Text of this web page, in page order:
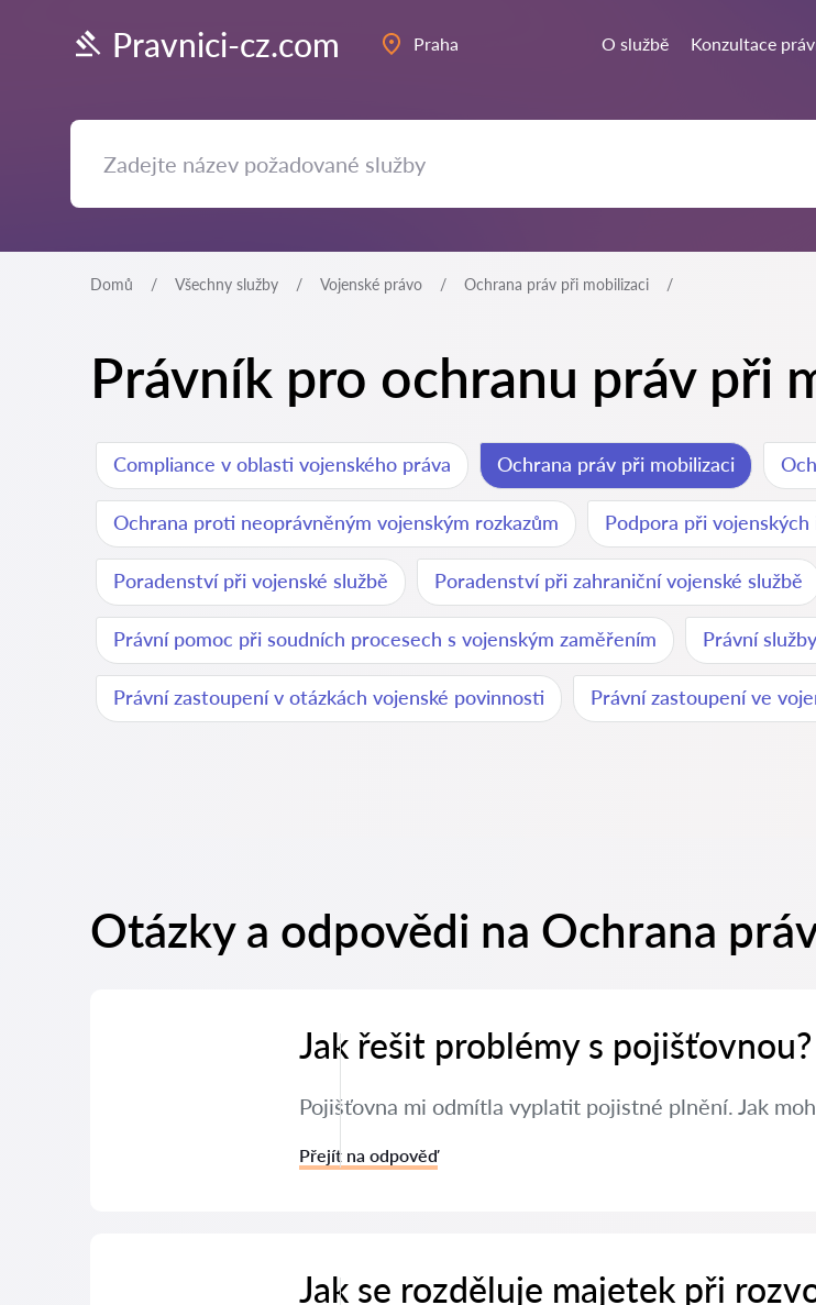
Pravnici-cz.com Praha O službě Konzultace
Domů Všechny služby Vojenské právo Ochrana práv při mobilizaci
Právník pro ochranu práv při
Compliance v oblasti vojenského práva Ochrana práv při mobilizaci
Ochrana proti neoprávněným vojenským rozkazům Podpora při vojenských
Poradenství při vojenské službě Poradenství při zahraniční vojenské službě
Právní pomoc při soudních procesech s vojenským zaměřením Právní
Právní zastoupení v otázkách vojenské povinnosti Právní zastoupení ve
Otázky a odpovědi na Ochrana
Jak řešit problémy s pojišťovnou?
Pojišťovna mi odmítla vyplatit pojistné plnění. Jak
Přejít na odpověď
Jak se rozděluje majetek při